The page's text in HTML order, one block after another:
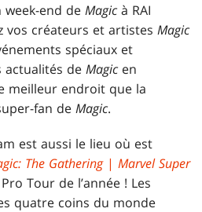
week-end deMagic à RAI
vos créateurs et artistesMagic
spéciaux et
actualités deMagic en
meilleur endroit que la
fan deMagic.
est aussi le lieu où est
The Gathering|Marvel Super
Tour de l’année ! Les
quatre coins du monde